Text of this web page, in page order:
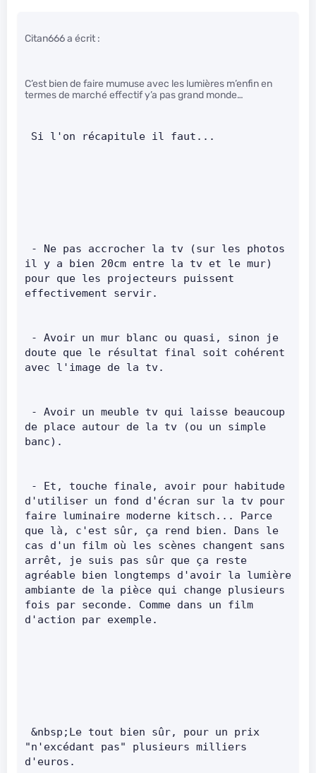
Citan666 a écrit :
C’est bien de faire mumuse avec les lumières m’enfin en
termes de marché effectif y’a pas grand monde…
Si l'on récapitule il faut...
il y a bien 20cm entre la tv et le mur)
pour que les projecteurs puissent
effectivement servir.
doute que le résultat final soit cohérent
avec l'image de la tv.
de place autour de la tv (ou un simple
banc).
d'utiliser un fond d'écran sur la tv pour
faire luminaire moderne kitsch... Parce
que là, c'est sûr, ça rend bien. Dans le
cas d'un film où les scènes changent sans
arrêt, je suis pas sûr que ça reste
agréable bien longtemps d'avoir la lumière
ambiante de la pièce qui change plusieurs
fois par seconde. Comme dans un film
d'action par exemple.
"n'excédant pas" plusieurs milliers
d'euros.